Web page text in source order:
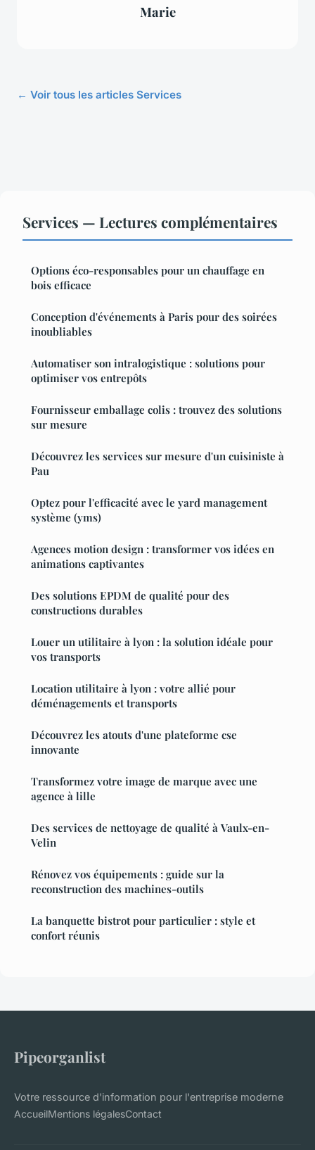
Marie
← Voir tous les articles Services
Services — Lectures complémentaires
Options éco-responsables pour un chauffage en
bois efficace
Conception d'événements à Paris pour des soirées
inoubliables
Automatiser son intralogistique : solutions pour
optimiser vos entrepôts
Fournisseur emballage colis : trouvez des solutions
sur mesure
Découvrez les services sur mesure d'un cuisiniste à
Pau
Optez pour l'efficacité avec le yard management
système (yms)
Agences motion design : transformer vos idées en
animations captivantes
Des solutions EPDM de qualité pour des
constructions durables
Louer un utilitaire à lyon : la solution idéale pour
vos transports
Location utilitaire à lyon : votre allié pour
déménagements et transports
Découvrez les atouts d'une plateforme cse
innovante
Transformez votre image de marque avec une
agence à lille
Des services de nettoyage de qualité à Vaulx-en-
Velin
Rénovez vos équipements : guide sur la
reconstruction des machines-outils
La banquette bistrot pour particulier : style et
confort réunis
Pipeorganlist
Votre ressource d'information pour l'entreprise moderne
AccueilMentions légalesContact